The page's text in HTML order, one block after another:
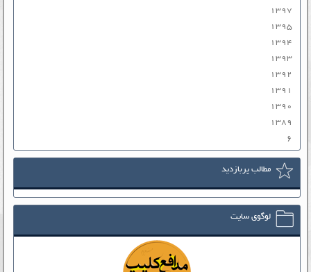
۱۳۹۷
۱۳۹۵
۱۳۹۴
۱۳۹۳
۱۳۹۲
۱۳۹۱
۱۳۹۰
۱۳۸۹
۶
مطالب پربازدید
لوگوی سایت